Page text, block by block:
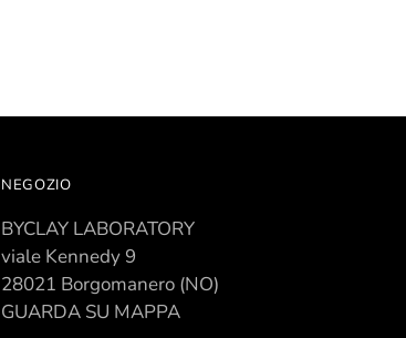
NEGOZIO
BYCLAY LABORATORY
viale Kennedy 9
28021 Borgomanero (NO)
GUARDA SU MAPPA